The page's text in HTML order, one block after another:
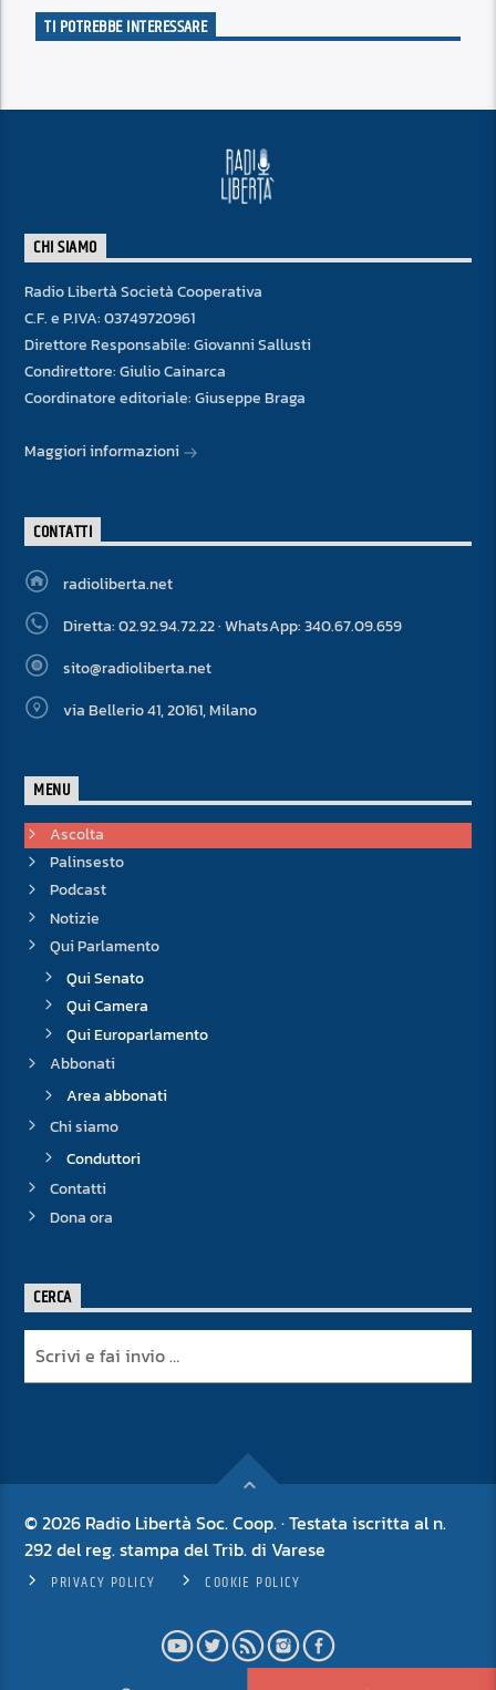
TI POTREBBE INTERESSARE
CHI SIAMO
Radio Libertà Società Cooperativa
C.F. e P.IVA: 03749720961
Direttore Responsabile: Giovanni Sallusti
Condirettore: Giulio Cainarca
Coordinatore editoriale: Giuseppe Braga
Maggiori informazioni
CONTATTI
radioliberta.net
Diretta: 02.92.94.72.22 · WhatsApp: 340.67.09.659
sito@radioliberta.net
via Bellerio 41, 20161, Milano
MENU
Ascolta
Palinsesto
Podcast
Notizie
Qui Parlamento
Qui Senato
Qui Camera
Qui Europarlamento
Abbonati
Area abbonati
Chi siamo
Conduttori
Contatti
Dona ora
CERCA
© 2026 Radio Libertà Soc. Coop. · Testata iscritta al n.
292 del reg. stampa del Trib. di Varese
PRIVACY POLICY COOKIE POLICY